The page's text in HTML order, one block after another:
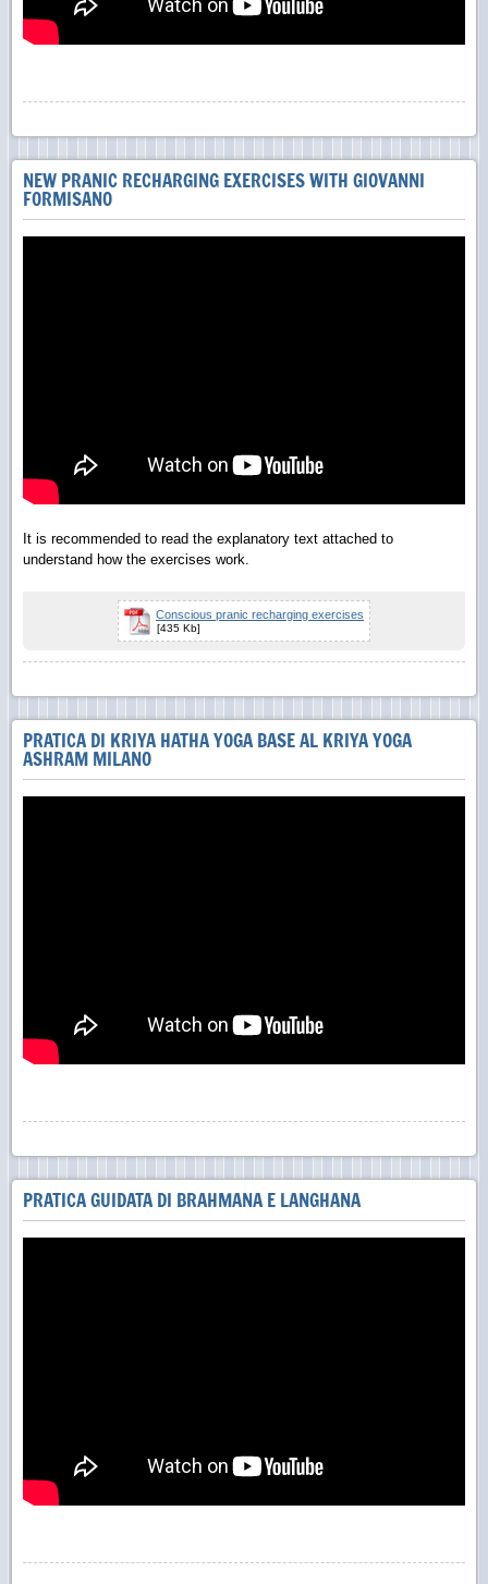
NEW PRANIC RECHARGING EXERCISES WITH GIOVANNI
FORMISANO
It is recommended to read the explanatory text attached to
understand how the exercises work.
Conscious pranic recharging exercises
[435 Kb]
PRATICA DI KRIYA HATHA YOGA BASE AL KRIYA YOGA
ASHRAM MILANO
PRATICA GUIDATA DI BRAHMANA E LANGHANA